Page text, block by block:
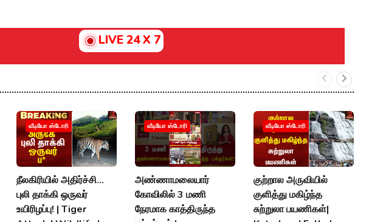
LIVE 24 X 7
வீடியோ ஸ்டோரி
நீலகிரியில் அதிர்ச்சி...
புலி தாக்கி ஒருவர்
உயிரிழப்பு! | Tiger
வீடியோ ஸ்டோரி
அண்ணாமலையார்
கோவிலில் 3 மணி
நேரமாக காத்திருந்த
வீடியோ ஸ்டோரி
குற்றால அருவியில்
குளித்து மகிழ்ந்த
சுற்றுலா பயணிகள்|